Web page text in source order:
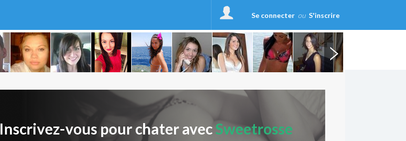
Se connecter ou S'inscrire
Inscrivez-vous pour chater avecSweetrosse